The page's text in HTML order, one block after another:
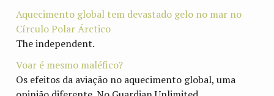
Aquecimento global tem devastado gelo no mar no
Círculo Polar Árctico
The independent.
Voar é mesmo maléfico?
Os efeitos da aviação no aquecimento global, uma